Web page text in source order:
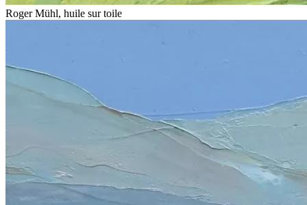
Roger Mühl, huile sur toile